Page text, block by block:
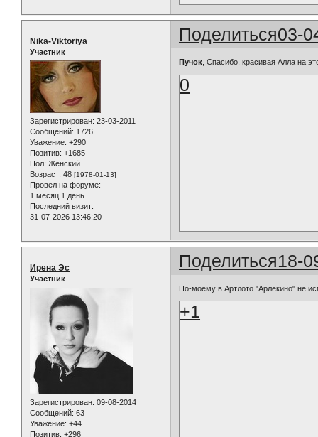
Поделиться03-
Nika-Viktoriya
Участник
Зарегистрирован: 23-03-2011
Сообщений: 1726
Уважение: +290
Позитив: +1685
Пол: Женский
Возраст: 48 [1978-01-13]
Провел на форуме:
1 месяц 1 день
Последний визит:
31-07-2026 13:46:20
Пучок , Спасибо, красивая Алла на
0
Поделиться18-
Ирена Эс
Участник
Зарегистрирован: 09-08-2014
Сообщений: 63
Уважение: +44
Позитив: +296
По-моему в Артлото "Арлекино" не
+1